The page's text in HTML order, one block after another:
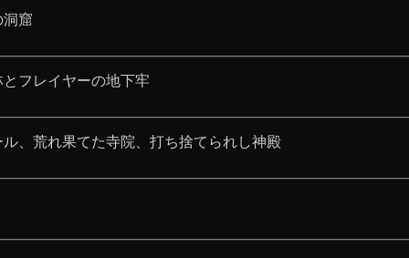
洞窟
フレイヤーの地下牢
、荒れ果てた寺院、打ち捨てられし神殿